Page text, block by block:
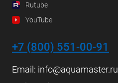
Rutube
YouTube
+7 (800) 551-00-91
Email: info@aquamaster.ru